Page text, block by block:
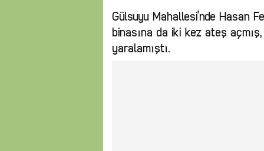
Gülsuyu Mahallesi’nde Hasan
binasına da iki kez ateş
yaralamıştı.